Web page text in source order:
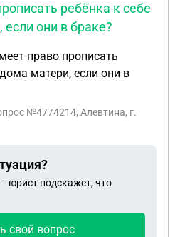
ребёнка к себе
они в браке?
право прописать
матери, если они в
№4774214, Алевтина, г.
юрист подскажет, что
свой вопрос